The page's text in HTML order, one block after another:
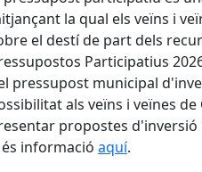
la qual els veïns i
el destí de part dels
Participatius
pressupost municipal
als veïns i veïnes
propostes d'inversió
informació aquí.